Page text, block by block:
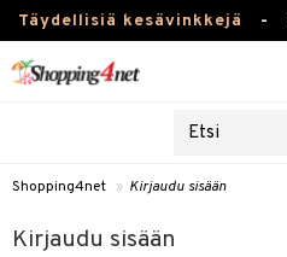
Täydellisiä kesävinkkejä -
Piilolinssit
Luontaistuotteet
Shopping4net » Kirjaudu sisään
Kirjaudu sisään
sisään